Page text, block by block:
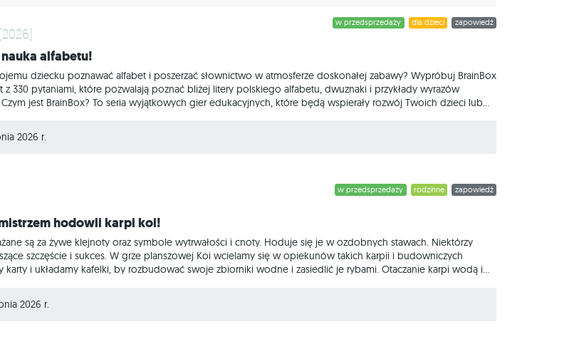
zapowiedź
dla dzieci
w przedsprzedaży
(2026)
nauka alfabetu!
dziecku poznawać alfabet i poszerzać słownictwo w atmosferze doskonałej zabawy? Wypróbuj BrainBox
z 330 pytaniami, które pozwalają poznać bliżej litery polskiego alfabetu, dwuznaki i przykłady wyrazów
jest BrainBox? To seria wyjątkowych gier edukacyjnych, które będą wspierały rozwój Twoich dzieci lub
2026 r.
zapowiedź
rodzinne
w przedsprzedaży
hodowli karpi koi!
są za żywe klejnoty oraz symbole wytrwałości i cnoty. Hoduje się je w ozdobnych stawach. Niektórzy
szczęście i sukces. W grze planszowej Koi wcielamy się w opiekunów takich karpii i budowniczych
i układamy kafelki, by rozbudować swoje zbiorniki wodne i zasiedlić je rybami. Otaczanie karpi wodą i
2026 r.